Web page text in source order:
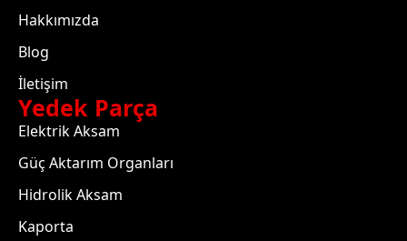
Hakkımızda
Blog
İletişim
Yedek Parça
Elektrik Aksam
Güç Aktarım Organları
Hidrolik Aksam
Kaporta